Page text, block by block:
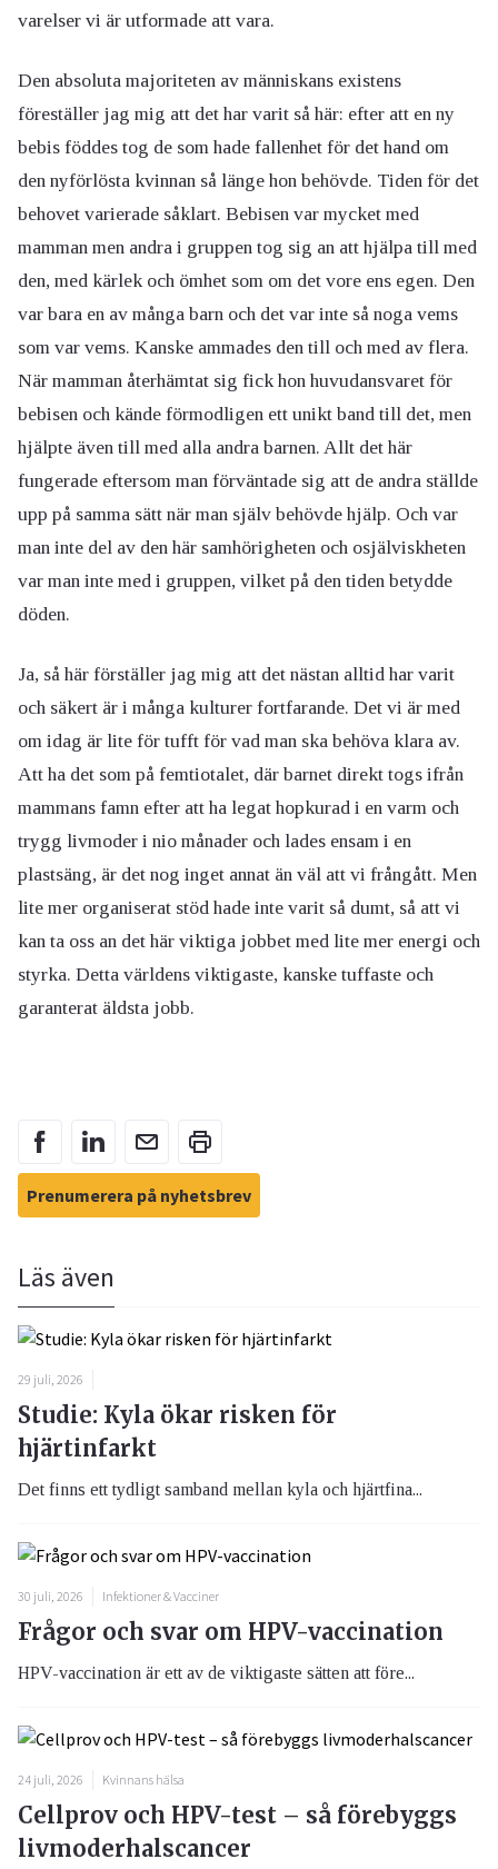
varelser vi är utformade att vara.
Den absoluta majoriteten av människans existens
föreställer jag mig att det har varit så här: efter att en ny
bebis föddes tog de som hade fallenhet för det hand om
den nyförlösta kvinnan så länge hon behövde. Tiden för det
behovet varierade såklart. Bebisen var mycket med
mamman men andra i gruppen tog sig an att hjälpa till med
den, med kärlek och ömhet som om det vore ens egen. Den
var bara en av många barn och det var inte så noga vems
som var vems. Kanske ammades den till och med av flera.
När mamman återhämtat sig fick hon huvudansvaret för
bebisen och kände förmodligen ett unikt band till det, men
hjälpte även till med alla andra barnen. Allt det här
fungerade eftersom man förväntade sig att de andra ställde
upp på samma sätt när man själv behövde hjälp. Och var
man inte del av den här samhörigheten och osjälviskheten
var man inte med i gruppen, vilket på den tiden betydde
döden.
Ja, så här förställer jag mig att det nästan alltid har varit
och säkert är i många kulturer fortfarande. Det vi är med
om idag är lite för tufft för vad man ska behöva klara av.
Att ha det som på femtiotalet, där barnet direkt togs ifrån
mammans famn efter att ha legat hopkurad i en varm och
trygg livmoder i nio månader och lades ensam i en
plastsäng, är det nog inget annat än väl att vi frångått. Men
lite mer organiserat stöd hade inte varit så dumt, så att vi
kan ta oss an det här viktiga jobbet med lite mer energi och
styrka. Detta världens viktigaste, kanske tuffaste och
garanterat äldsta jobb.
Prenumerera på nyhetsbrev
Läs även
29 juli, 2026
Studie: Kyla ökar risken för
hjärtinfarkt
Det finns ett tydligt samband mellan kyla och hjärtfina...
30 juli, 2026 Infektioner & Vacciner
Frågor och svar om HPV-vaccination
HPV-vaccination är ett av de viktigaste sätten att före...
24 juli, 2026 Kvinnans hälsa
Cellprov och HPV-test – så förebyggs
livmoderhalscancer